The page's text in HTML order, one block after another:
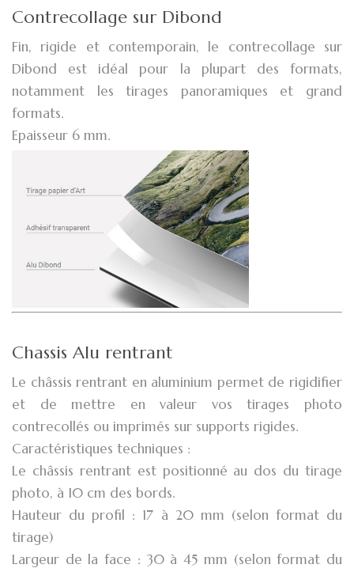
Contrecollage sur Dibond
Fin, rigide et contemporain, le contrecollage sur
Dibond est idéal pour la plupart des formats,
notamment les tirages panoramiques et grand
formats.
Epaisseur 6 mm.
Chassis Alu rentrant
Le châssis rentrant en aluminium permet de rigidifier
et de mettre en valeur vos tirages photo
contrecollés ou imprimés sur supports rigides.
Caractéristiques techniques :
Le châssis rentrant est positionné au dos du tirage
photo, à 10 cm des bords.
Hauteur du profil : 17 à 20 mm (selon format du
tirage)
Largeur de la face : 30 à 45 mm (selon format du